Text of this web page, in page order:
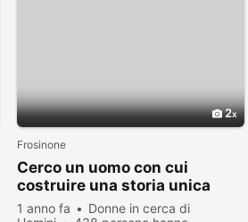
2
Frosinone
Cerco un uomo con cui
costruire una storia unica
1 anno fa
Donne in cerca di